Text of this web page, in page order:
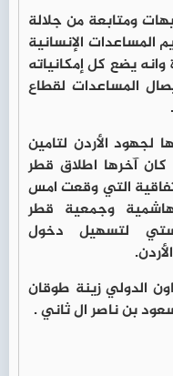
ومتابعة من جلالة
المساعدات الإنسانية
يضع كل إمكانياته
المساعدات لقطاع
لجهود الأردن لتامين
كان آخرها اطلاق قطر
التي وقعت امس
وجمعية قطر
لتسهيل دخول
الدولي زينة طوقان
بن ناصر ال ثاني .